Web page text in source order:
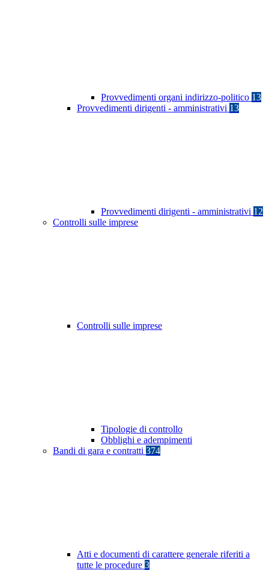
Provvedimenti organi indirizzo-politico 13
Provvedimenti dirigenti - amministrativi 13
Provvedimenti dirigenti - amministrativi 12
Controlli sulle imprese
Controlli sulle imprese
Tipologie di controllo
Obblighi e adempimenti
Bandi di gara e contratti 374
Atti e documenti di carattere generale riferiti a
tutte le procedure 3